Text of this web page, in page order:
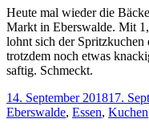
Heute mal wieder die
Markt in Eberswalde. Mit
lohnt sich der
trotzdem noch etwas
saftig. Schmeckt.
Veröffentlicht
am
14. September 201817.
Eberswalde, Essen, Kuchen